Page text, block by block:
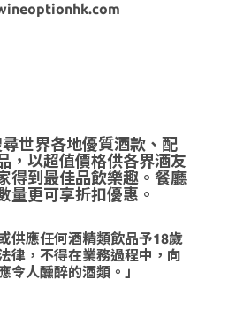
世界各地優質酒款、配
，以超值價格供各界酒友
得到最佳品飲樂趣。餐廳
量更可享折扣優惠。
供應任何酒精類飲品予18歲
律，不得在業務過程中，向
令人醺醉的酒類。」